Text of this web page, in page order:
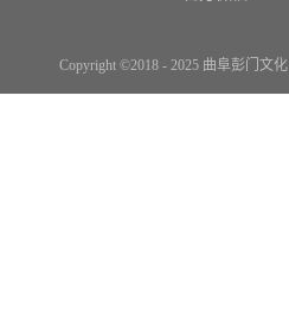
Copyright ©2018 - 2025 曲阜彭门文化